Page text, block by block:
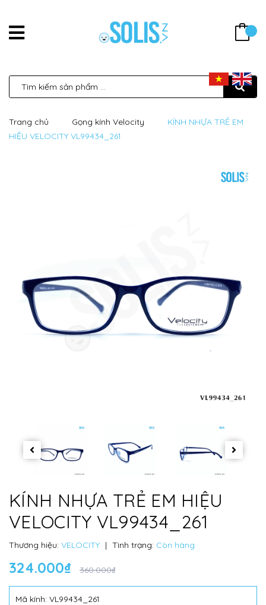
Trang chủ Gọng kính Velocity
KÍNH NHỰA TRẺ EM
HIỆU VELOCITY VL99434_261
KÍNH NHỰA TRẺ EM HIỆU
VELOCITY VL99434_261
Thương hiệu: VELOCITY | Tình trạng: Còn hàng
324.000₫ 360.000₫
Mã kính: VL99434_261